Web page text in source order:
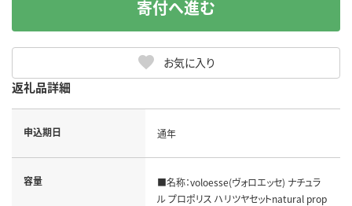
お気に入り
寄付へ進む
返礼品詳細
申込期日 通年
容量
■名称：voloesse(ヴォロエッセ) ナチュラ
ル プロポリス ハリツヤセットnatural prop